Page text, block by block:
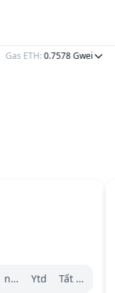
Gas ETH:0.7578Gwei
năm Ytd Tất cả